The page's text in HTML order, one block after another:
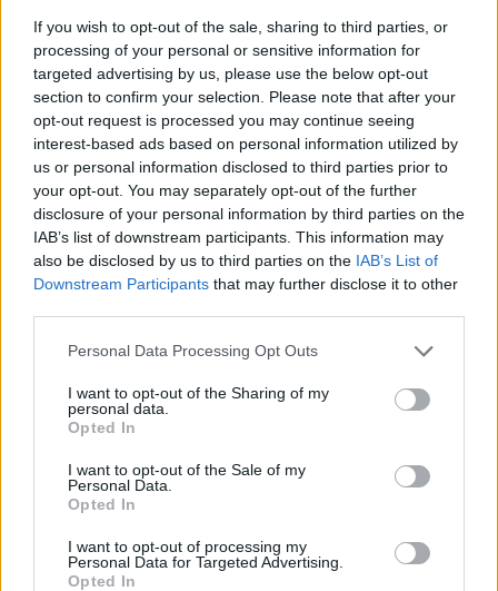
If you wish to opt-out of the sale, sharing to third parties, or
processing of your personal or sensitive information for
targeted advertising by us, please use the below opt-out
section to confirm your selection. Please note that after your
opt-out request is processed you may continue seeing
interest-based ads based on personal information utilized by
us or personal information disclosed to third parties prior to
your opt-out. You may separately opt-out of the further
disclosure of your personal information by third parties on the
IAB’s list of downstream participants. This information may
also be disclosed by us to third parties on the IAB’s List of
Downstream Participants that may further disclose it to other
Personal Data Processing Opt Outs
I want to opt-out of the Sharing of my
personal data.
Opted In
I want to opt-out of the Sale of my
Personal Data.
Opted In
I want to opt-out of processing my
Personal Data for Targeted Advertising.
Opted In
Věk: ??
Země:
Kontakt
Napsat uživateli vzkaz
Informace o profilu a chatu
Online: Není nikde online
Prochatováno: 226.84 hod.
Líbí se:0
Oblibené místnosti
Sledované diskuze